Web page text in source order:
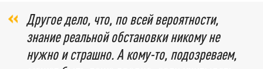
Другое дело, что, по всейвероятности,
знание реальной обстановки никому не
нужно и страшно. А кому-то, подозреваем,